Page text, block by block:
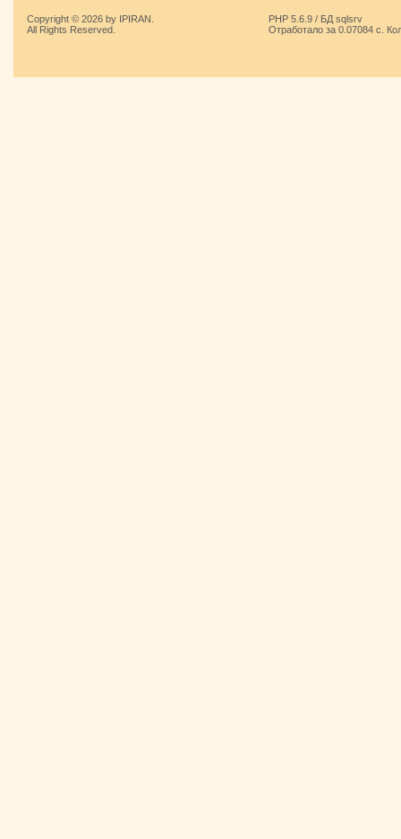
Copyright © 2026 by IPIRAN.
All Rights Reserved.
PHP 5.6.9 / БД sqlsrv
Отработало за 0.07084 с.